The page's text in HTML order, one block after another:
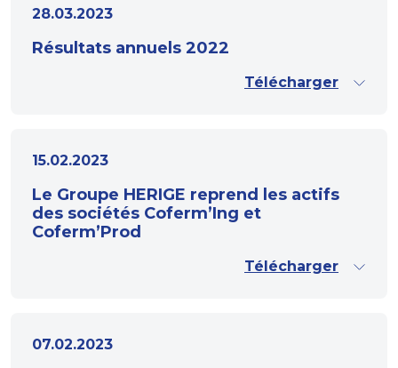
28.03.2023
Résultats annuels 2022
Télécharger
15.02.2023
Le Groupe HERIGE reprend les actifs
des sociétés Coferm’Ing et
Coferm’Prod
Télécharger
07.02.2023